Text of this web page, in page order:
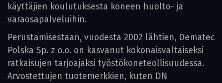
käyttäjien koulutuksesta koneen huolto- ja
varaosapalveluihin.
Perustamisestaan, vuodesta 2002 lähtien, Dematec
Polska Sp. z o.o. on kasvanut kokonaisvaltaiseksi
ratkaisujen tarjoajaksi työstökoneteollisuudessa.
Arvostettujen tuotemerkkien, kuten DN